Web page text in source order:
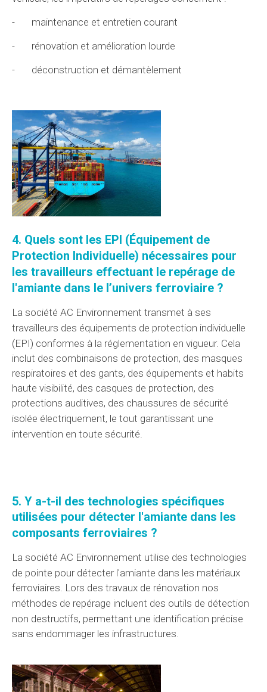
-
maintenance et entretien courant
-
rénovation et amélioration lourde
-
déconstruction et démantèlement
4. Quels sont les EPI (Équipement de
Protection Individuelle) nécessaires pour
les travailleurs effectuant le repérage de
l'amiante dans le l’univers ferroviaire ?
La société AC Environnement transmet à ses
travailleurs des équipements de protection individuelle
(EPI) conformes à la réglementation en vigueur. Cela
inclut des combinaisons de protection, des masques
respiratoires et des gants, des équipements et habits
haute visibilité, des casques de protection, des
protections auditives, des chaussures de sécurité
isolée électriquement, le tout garantissant une
intervention en toute sécurité.
5. Y a-t-il des technologies spécifiques
utilisées pour détecter l'amiante dans les
composants ferroviaires ?
La société AC Environnement utilise des technologies
de pointe pour détecter l'amiante dans les matériaux
ferroviaires. Lors des travaux de rénovation nos
méthodes de repérage incluent des outils de détection
non destructifs, permettant une identification précise
sans endommager les infrastructures.